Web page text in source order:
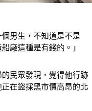
男生，不知道是不是
民眾發現，覺得他行跡
在盜採黑市價高昂的北